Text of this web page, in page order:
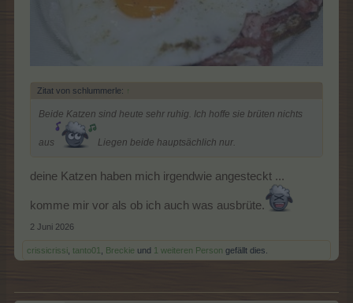
Zitat von schlummerle: ↑
Beide Katzen sind heute sehr ruhig. Ich hoffe sie brüten nichts
aus Liegen beide hauptsächlich nur.
deine Katzen haben mich irgendwie angesteckt ...
komme mir vor als ob ich auch was ausbrüte.
2 Juni 2026
crissicrissi tanto01 Breckie und 1 weiteren Person gefällt dies.